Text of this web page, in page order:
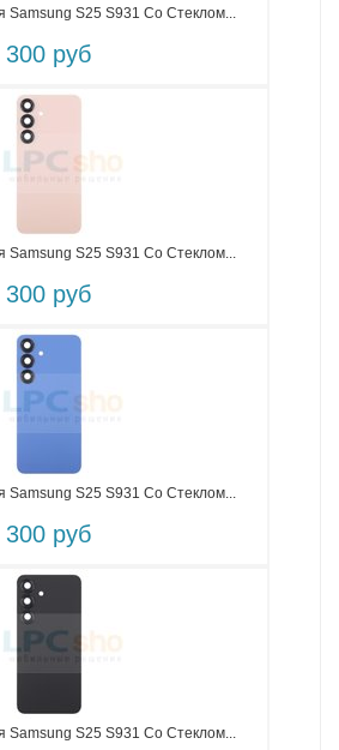
Samsung S25 S931 Со Стеклом...
300 руб
Samsung S25 S931 Со Стеклом...
300 руб
Samsung S25 S931 Со Стеклом...
300 руб
Samsung S25 S931 Со Стеклом...